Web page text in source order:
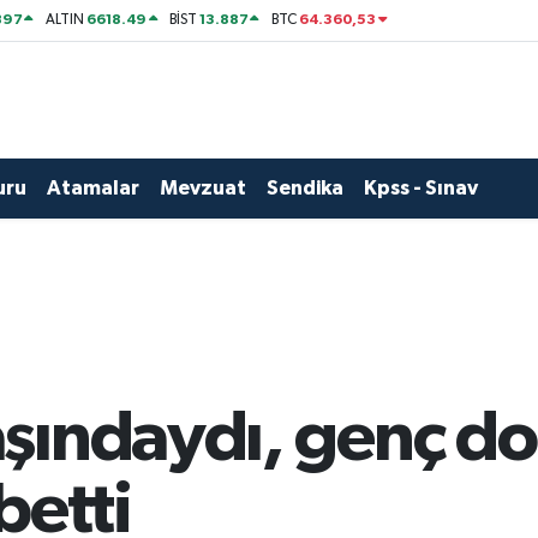
ALTIN 6618.49 BİST13.887 BTC 64.360,53
Atamalar Mevzuat Sendika Kpss - Sınav
genç